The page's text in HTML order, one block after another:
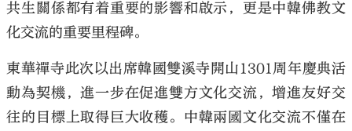
共生關係都有着重要的影響和啟示，更是中韓佛教文
化交流的重要里程碑。
東華禪寺此次以出席韓國雙溪寺開山1301周年慶典活
動為契機，進一步在促進雙方文化交流，增進友好交
往的目標上取得巨大收穫。中韓兩國文化交流不僅在